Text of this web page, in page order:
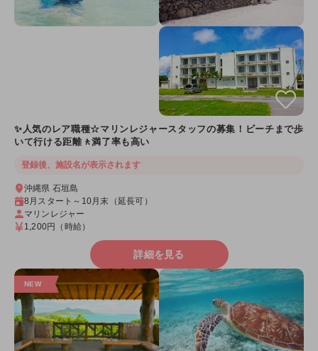
✨人気のレア職種☆マリンレジャースタッフの募集！ビーチまで歩
いて行ける距離🚶満了率も高い
登録後、施設名が表示されます
沖縄県 石垣島
8月スタート～10月末（延長可）
マリンレジャー
1,200円
（時給）
詳細を見る